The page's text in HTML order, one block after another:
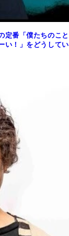
定番「僕たちのこと
い！」をどうしてい